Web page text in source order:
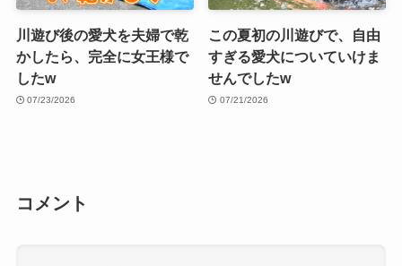
川遊び後の愛犬を夫婦で乾
かしたら、完全に女王様で
したw
07/23/2026
この夏初の川遊びで、自由
すぎる愛犬についていけま
せんでしたw
07/21/2026
コメント